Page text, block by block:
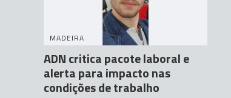
MADEIRA
ADN critica pacote laboral e
alerta para impacto nas
condições de trabalho